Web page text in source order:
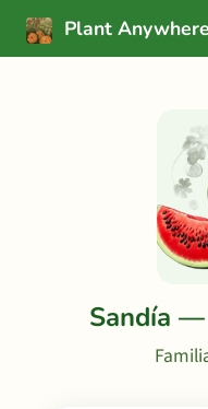
Plant Anywhere
Sandía